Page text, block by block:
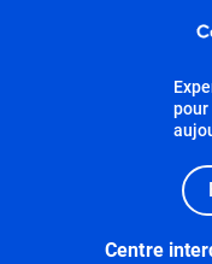
pour
Centre